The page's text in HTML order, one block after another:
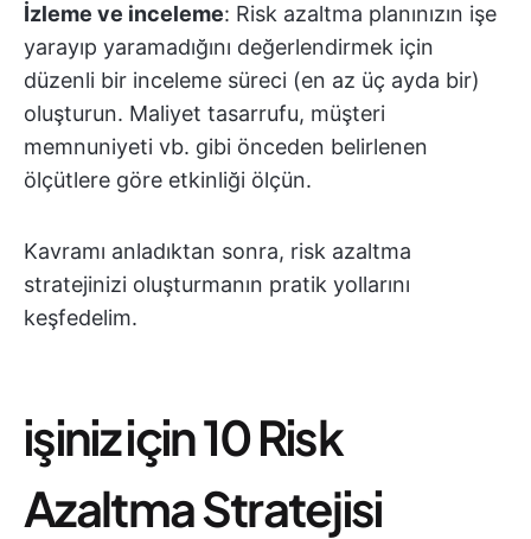
İzleme ve inceleme: Risk azaltma planınızın işe
yarayıp yaramadığını değerlendirmek için
düzenli bir inceleme süreci (en az üç ayda bir)
oluşturun. Maliyet tasarrufu, müşteri
memnuniyeti vb. gibi önceden belirlenen
ölçütlere göre etkinliği ölçün.
Kavramı anladıktan sonra, risk azaltma
stratejinizi oluşturmanın pratik yollarını
keşfedelim.
i̇şiniz için 10 Risk
Azaltma Stratejisi